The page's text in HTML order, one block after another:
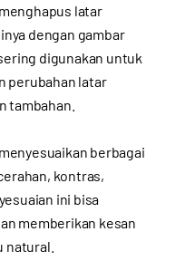
latar
dengan gambar
digunakan untuk
perubahan latar
tambahan.
berbagai
kontras,
ini bisa
memberikan kesan
natural.